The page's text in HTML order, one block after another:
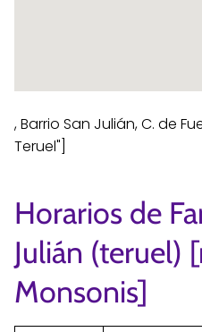
, Barrio San Julián, C. de
Teruel"]
Horarios de
Julián (teruel)
Monsonis]